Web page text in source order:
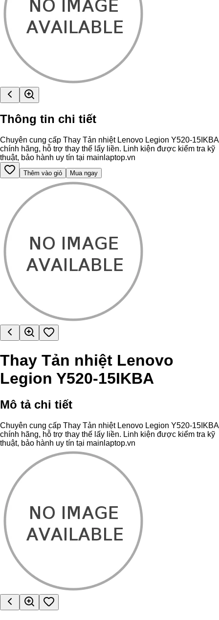
Thông tin chi tiết
Chuyên cung cấp Thay Tản nhiệt Lenovo Legion Y520-15IKBA
chính hãng, hỗ trợ thay thế lấy liền. Linh kiện được kiểm tra kỹ
thuật, bảo hành uy tín tại mainlaptop.vn
Thêm vào giỏ Mua ngay
Thay Tản nhiệt Lenovo
Legion Y520-15IKBA
Mô tả chi tiết
Chuyên cung cấp Thay Tản nhiệt Lenovo Legion Y520-15IKBA
chính hãng, hỗ trợ thay thế lấy liền. Linh kiện được kiểm tra kỹ
thuật, bảo hành uy tín tại mainlaptop.vn